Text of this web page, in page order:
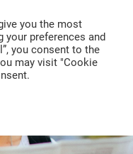
you the most
your preferences and
you consent to the
may visit "Cookie